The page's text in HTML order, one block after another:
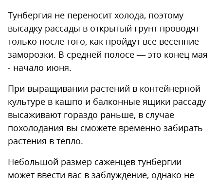
Тунбергия не переносит холода, поэтому
высадку рассады в открытый грунт проводят
только после того, как пройдут все весенние
заморозки. В средней полосе — это конец мая
- начало июня.
При выращивании растений в контейнерной
культуре в кашпо и балконные ящики рассаду
высаживают гораздо раньше, в случае
похолодания вы сможете временно забирать
растения в тепло.
Небольшой размер саженцев тунбергии
может ввести вас в заблуждение, однако не